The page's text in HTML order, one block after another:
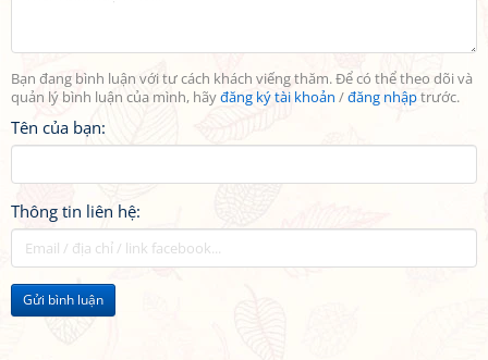
Bạn đang bình luận với tư cách khách viếng thăm. Để có thể theo dõi và
quản lý bình luận của mình, hãyđăng ký tài khoản /đăng nhậptrước.
Tên của bạn:
Thông tin liên hệ:
Gửi bình luận